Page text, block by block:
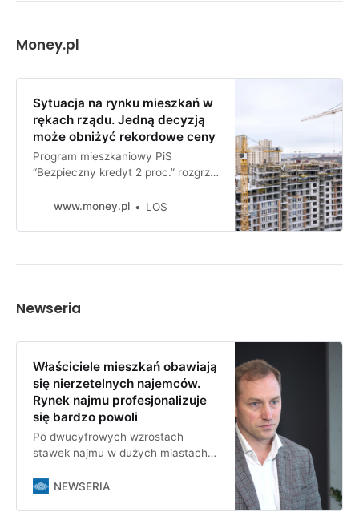
Money.pl
Sytuacja na rynku mieszkań w
rękach rządu. Jedną decyzją
może obniżyć rekordowe ceny
Program mieszkaniowy PiS
“Bezpieczny kredyt 2 proc.” rozgrzał
ceny lokali. Obiecane dopłaty do rat
decyzją może ochłodzić rynek.
www.money.pl LOS
Newseria
Właściciele mieszkań obawiają
się nierzetelnych najemców.
Rynek najmu profesjonalizuje
się bardzo powoli
Po dwucyfrowych wzrostach
stawek najmu w dużych miastach z
z Ukrainy rynek wpadł w stagnację.
NEWSERIA